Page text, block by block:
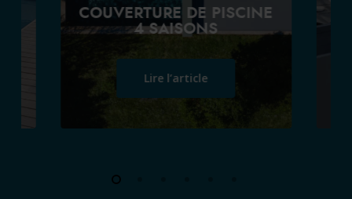
COUVERTURE DE PISCINE
4 SAISONS
Lire l’article